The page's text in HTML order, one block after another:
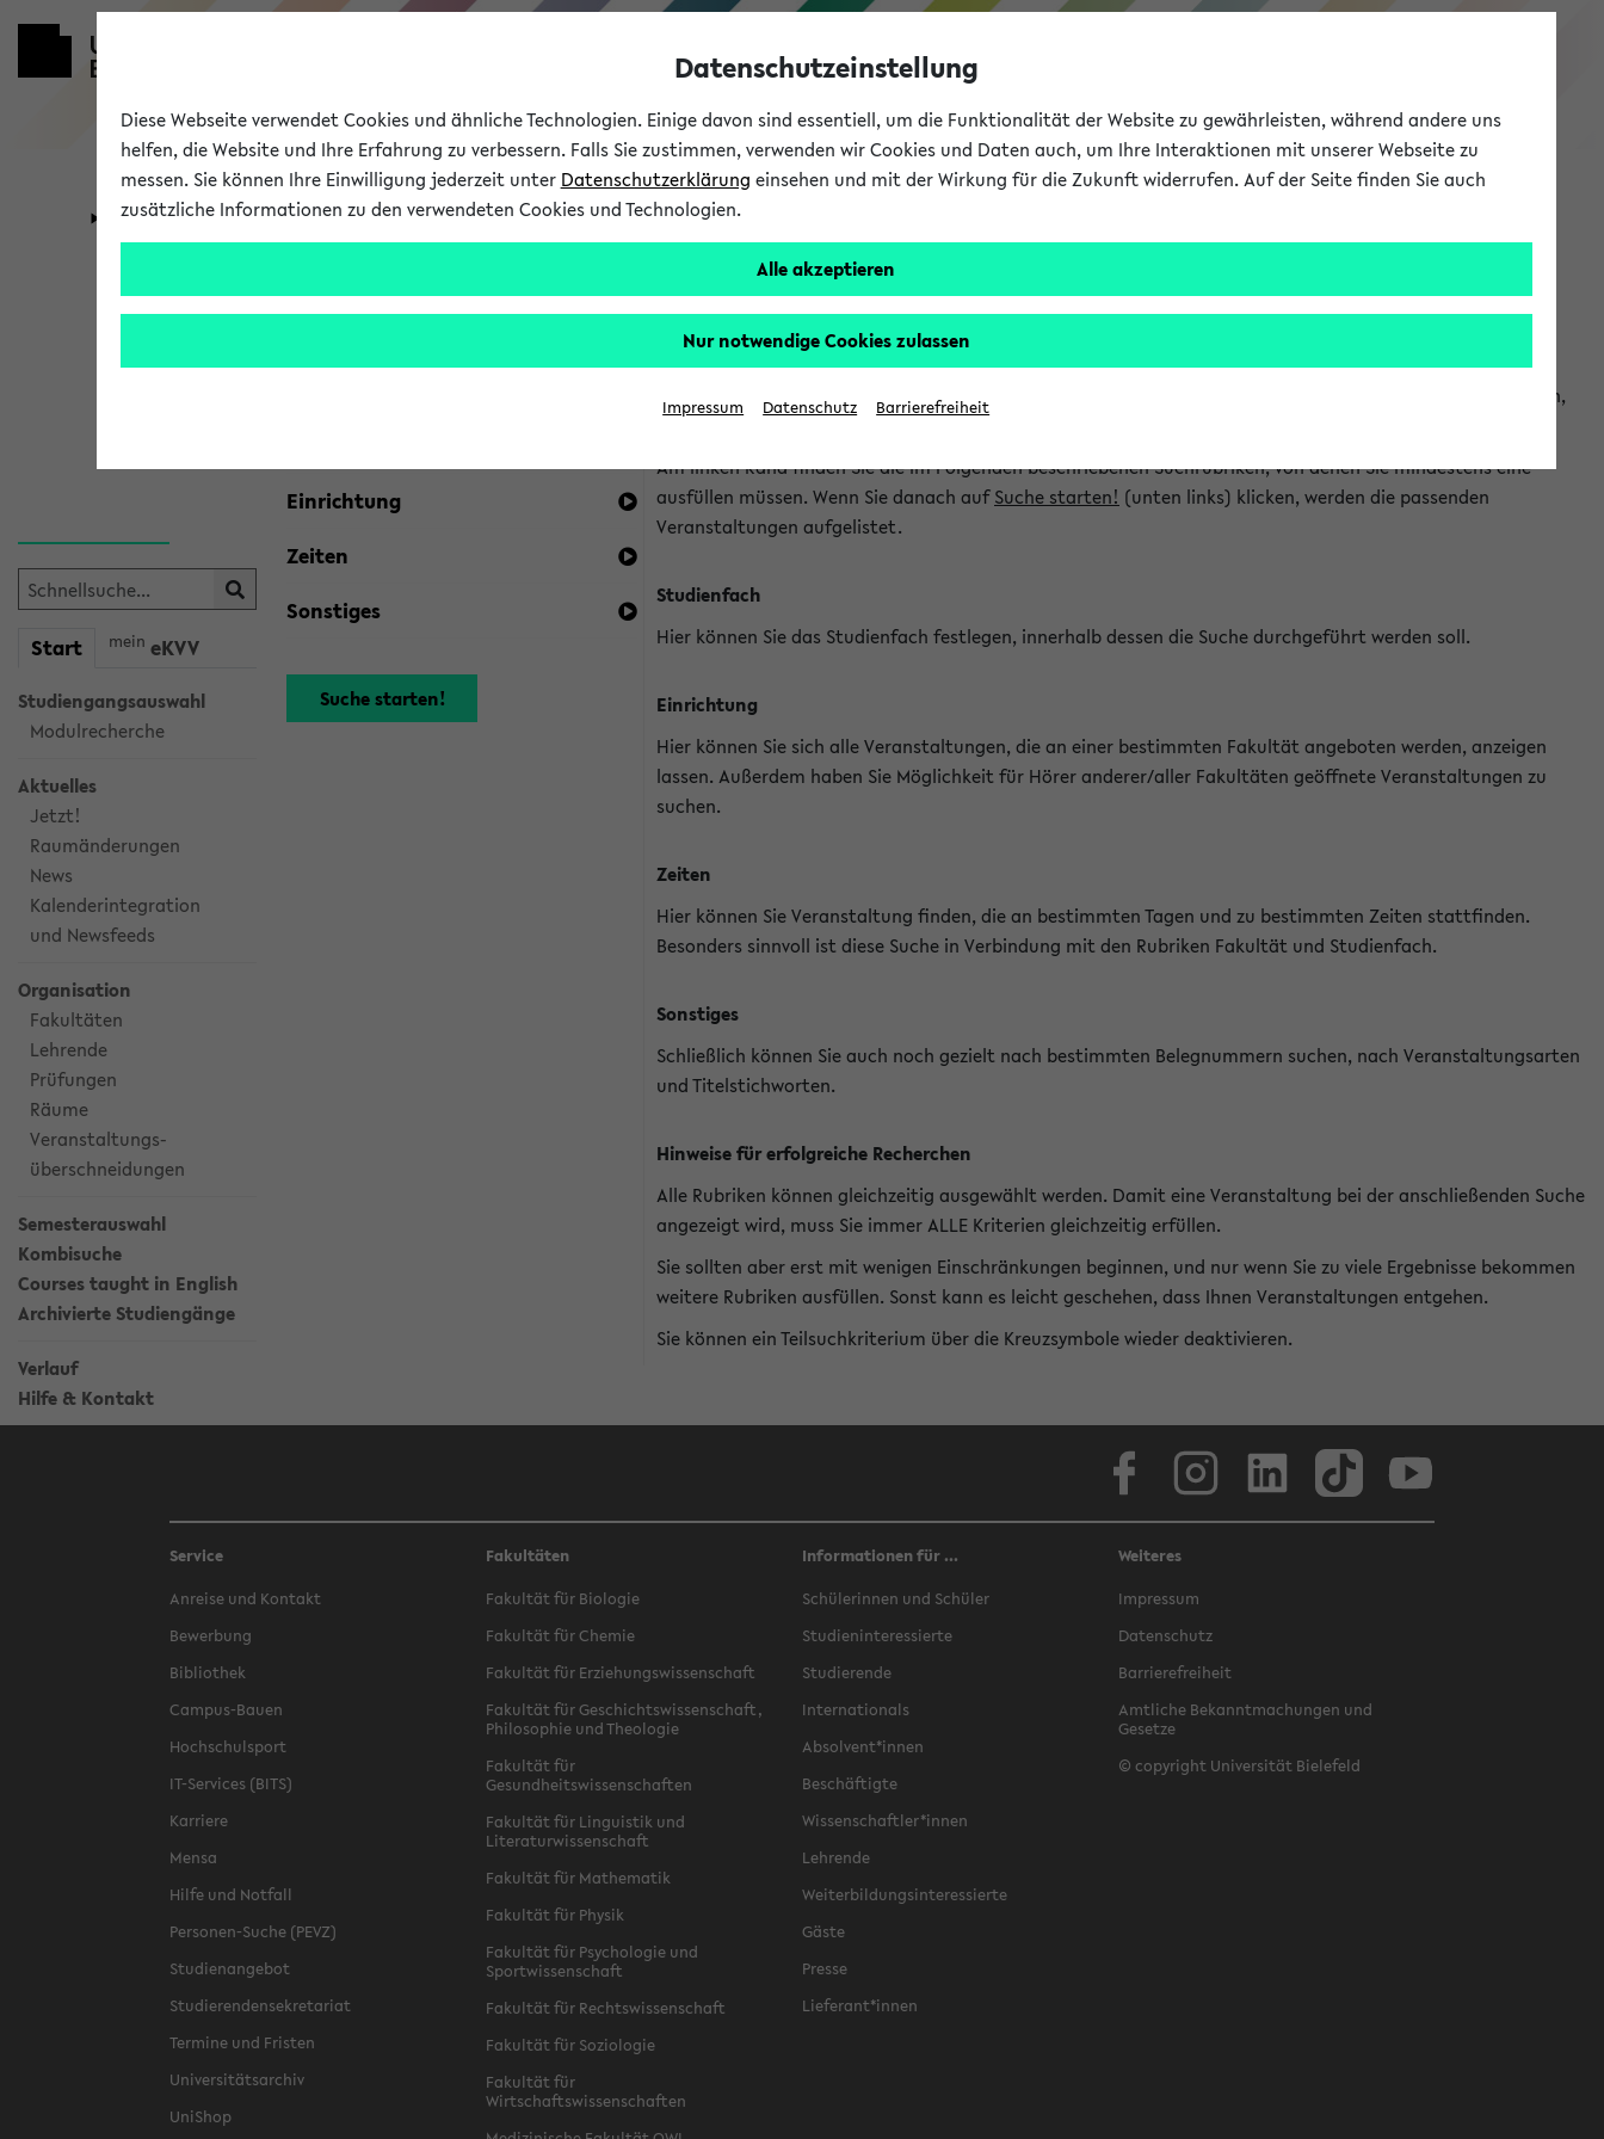
eKVV
Universität Forschung Studium
Start mein eKVV
Studiengangsauswahl
Modulrecherche
Aktuelles
Jetzt!
Raumänderungen
News
Kalenderintegration
und Newsfeeds
Organisation
Fakultäten
Lehrende
Prüfungen
Räume
Veranstaltungs-
überschneidungen
Semesterauswahl
Kombisuche
Courses taught in English
Archivierte Studiengänge
Verlauf
Hilfe & Kontakt
Kombisuche im eKVV
Ihre Suchkriterien:
Einrichtung
Zeiten
Sonstiges
Hinweise zur Kombisuche
Sie können das eKVV nach diversen Kriterien durchsuchen und so gezielt die Veranstaltungen heraussuchen,
die für Sie interessant sind.
Am linken Rand finden Sie die im Folgenden beschriebenen Suchrubriken, von denen Sie mindestens eine
ausfüllen müssen. Wenn Sie danach aufSuche starten! (unten links) klicken, werden die passenden
Veranstaltungen aufgelistet.
Studienfach
Hier können Sie das Studienfach festlegen, innerhalb dessen die Suche durchgeführt werden soll.
Einrichtung
Hier können Sie sich alle Veranstaltungen, die an einer bestimmten Fakultät angeboten werden, anzeigen
lassen. Außerdem haben Sie Möglichkeit für Hörer anderer/aller Fakultäten geöffnete Veranstaltungen zu
suchen.
Zeiten
Hier können Sie Veranstaltung finden, die an bestimmten Tagen und zu bestimmten Zeiten stattfinden.
Besonders sinnvoll ist diese Suche in Verbindung mit den Rubriken Fakultät und Studienfach.
Sonstiges
Schließlich können Sie auch noch gezielt nach bestimmten Belegnummern suchen, nach Veranstaltungsarten
und Titelstichworten.
Hinweise für erfolgreiche Recherchen
Alle Rubriken können gleichzeitig ausgewählt werden. Damit eine Veranstaltung bei der anschließenden Suche
angezeigt wird, muss Sie immer ALLE Kriterien gleichzeitig erfüllen.
Sie sollten aber erst mit wenigen Einschränkungen beginnen, und nur wenn Sie zu viele Ergebnisse bekommen
weitere Rubriken ausfüllen. Sonst kann es leicht geschehen, dass Ihnen Veranstaltungen entgehen.
Sie können ein Teilsuchkriterium über die Kreuzsymbole wieder deaktivieren.
Service
Anreise und Kontakt
Bewerbung
Bibliothek
Campus-Bauen
Hochschulsport
IT-Services (BITS)
Karriere
Mensa
Hilfe und Notfall
Personen-Suche (PEVZ)
Studienangebot
Studierendensekretariat
Termine und Fristen
Universitätsarchiv
UniShop
Fakultäten
Fakultät für Biologie
Fakultät für Chemie
Fakultät für Erziehungswissenschaft
Fakultät für Geschichtswissenschaft,
Philosophie und Theologie
Fakultät für
Gesundheitswissenschaften
Fakultät für Linguistik und
Literaturwissenschaft
Fakultät für Mathematik
Fakultät für Physik
Fakultät für Psychologie und
Sportwissenschaft
Fakultät für Rechtswissenschaft
Fakultät für Soziologie
Fakultät für
Wirtschaftswissenschaften
Informationen für ...
Schülerinnen und Schüler
Studieninteressierte
Studierende
Internationals
Absolvent*innen
Beschäftigte
Wissenschaftler*innen
Lehrende
Weiterbildungsinteressierte
Gäste
Presse
Lieferant*innen
Weiteres
Impressum
Datenschutz
Barrierefreiheit
Amtliche Bekanntmachungen und
Gesetze
© copyright Universität Bielefeld
Datenschutzeinstellung
Diese Webseite verwendet Cookies und ähnliche Technologien. Einige davon sind essentiell, um die Funktionalität der Website zu gewährleisten, während andere uns
helfen, die Website und Ihre Erfahrung zu verbessern. Falls Sie zustimmen, verwenden wir Cookies und Daten auch, um Ihre Interaktionen mit unserer Webseite zu
messen. Sie können Ihre Einwilligung jederzeit unter Datenschutzerklärung einsehen und mit der Wirkung für die Zukunft widerrufen. Auf der Seite finden Sie auch
zusätzliche Informationen zu den verwendeten Cookies und Technologien.
Alle akzeptieren
Nur notwendige Cookies zulassen
Impressum Datenschutz Barrierefreiheit